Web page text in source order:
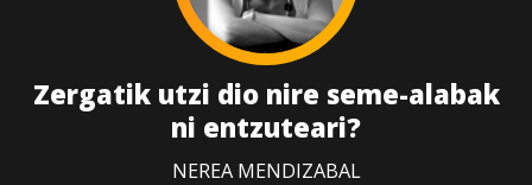
Zergatik utzi dio nire seme-alabak
ni entzuteari?
NEREA MENDIZABAL